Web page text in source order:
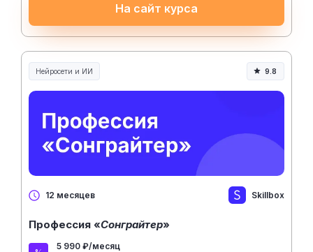
На сайт курса
Нейросети и ИИ
Нейросети и искусственный интеллект
9.8
12 месяцев Skillbox
Профессия «Сонграйтер»
5 990 ₽/месяц